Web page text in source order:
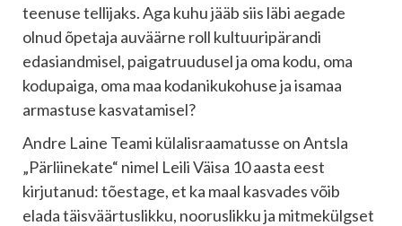
teenuse tellijaks. Aga kuhu jääb siis läbi aegade
olnud õpetaja auväärne roll kultuuripärandi
edasiandmisel, paigatruudusel ja oma kodu, oma
kodupaiga, oma maa kodanikukohuse ja isamaa
armastuse kasvatamisel?
Andre Laine Teami külalisraamatusse on Antsla
„Pärliinekate“ nimel Leili Väisa 10 aasta eest
kirjutanud: tõestage, et ka maal kasvades võib
elada täisväärtuslikku, nooruslikku ja mitmekülgset